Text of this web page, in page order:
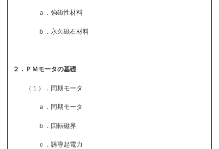
ａ．強磁性材料
ｂ．永久磁石材料
２．ＰＭモータの基礎
（１）．同期モータ
ａ．同期モータ
ｂ．回転磁界
ｃ．誘導起電力